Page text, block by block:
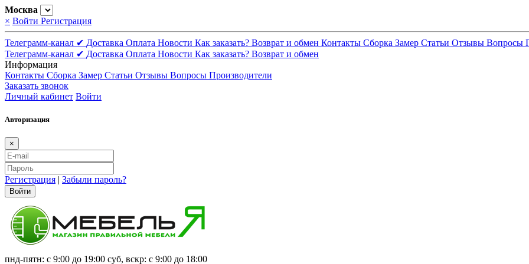
Москва
× Войти Регистрация
Телеграмм-канал ✔ Доставка Оплата Новости Как заказать? Возврат и обмен Контакты Сборка Замер Статьи Отзывы Вопросы
Телеграмм-канал ✔ Доставка Оплата Новости Как заказать? Возврат и обмен
Информация
Контакты Сборка Замер Статьи Отзывы Вопросы Производители
Заказать звонок
Личный кабинет Войти
Авторизация
×
Регистрация | Забыли пароль?
Войти
пнд-пятн: с 9:00 до 19:00 суб, вскр: с 9:00 до 18:00